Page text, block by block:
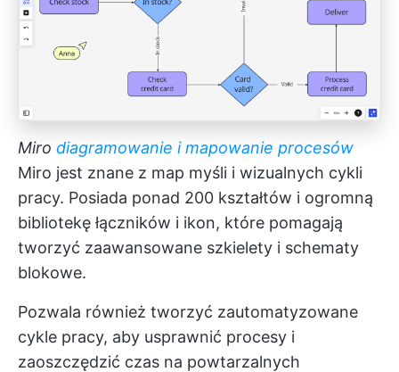
Miro diagramowanie i mapowanie procesów
Miro jest znane z map myśli i wizualnych cykli
pracy. Posiada ponad 200 kształtów i ogromną
bibliotekę łączników i ikon, które pomagają
tworzyć zaawansowane szkielety i schematy
blokowe.
Pozwala również tworzyć zautomatyzowane
cykle pracy, aby usprawnić procesy i
zaoszczędzić czas na powtarzalnych